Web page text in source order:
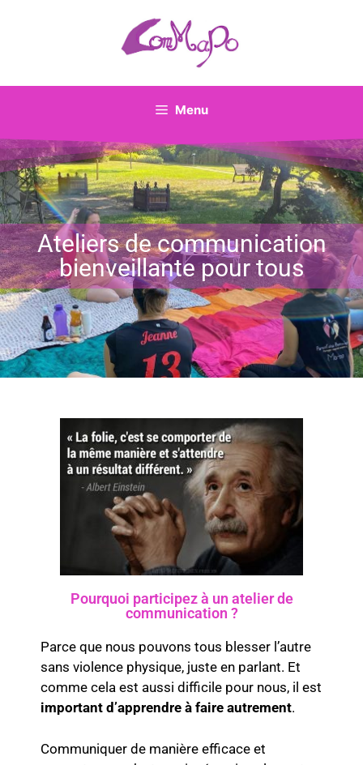
Menu
Ateliers de communication
bienveillante pour tous
Pourquoi participez à un atelier de
communication ?
Parce que nous pouvons tous blesser l’autre
sans violence physique, juste en parlant. Et
comme cela est aussi difficile pour nous, il est
important d’apprendre à faire autrement.
Communiquer de manière efficace et